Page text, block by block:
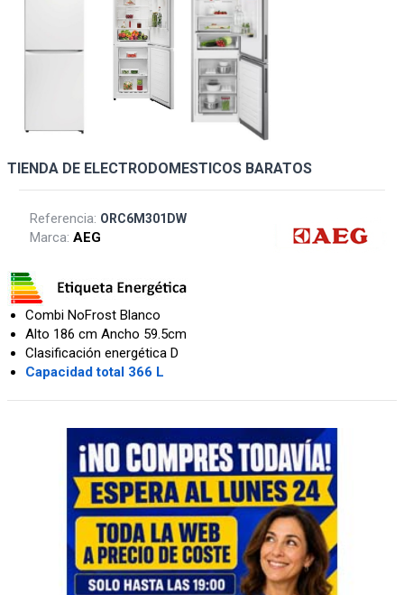
TIENDA DE ELECTRODOMESTICOS BARATOS
Referencia: ORC6M301DW
Marca:AEG
Combi NoFrost Blanco
Alto 186 cm Ancho 59.5cm
Clasificación energética D
Capacidad total 366 L